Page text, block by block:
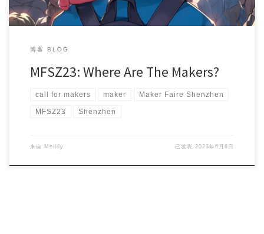
博客 BLOG
MFSZ23: Where Are The Makers?
call for makers maker Maker Faire Shenzhen
MFSZ23 Shenzhen
来自 Meilily 已发表2023年6月6日